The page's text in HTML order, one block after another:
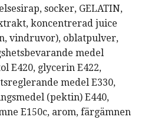
socker, GELATIN,
koncentrerad juice
vindruvor), oblatpulver,
medel
E420, glycerin E422,
medel E330,
(pektin) E440,
E150c, arom, färgämnen